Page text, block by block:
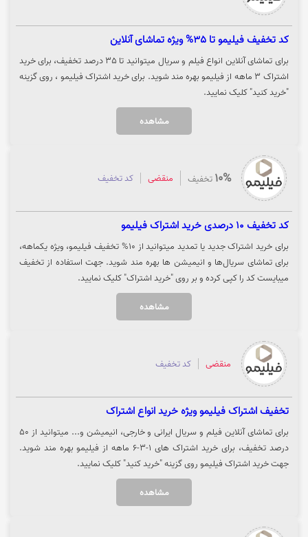
کد تخفیف فیلیمو تا 35% ویژه تماشای آنلاین
برای تماشای آنلاین انواع فیلم و سریال میتوانید تا 35 درصد تخفیف، برای خرید
اشتراک 3 ماهه از فیلیمو بهره مند شوید. برای خرید اشتراک فیلیمو ، روی گزینه
"خرید کنید" کلیک نمایید.
مشاهده
10% تخفیف منقضی کد تخفیف
کد تخفیف 10 درصدی خرید اشتراک فیلیمو
برای خرید اشتراک جدید یا تمدید میتوانید از 10% تخفیف فیلیمو، ویژه یکماهه،
برای تماشای سریال‌ها و انیمیشن ها بهره مند شوید. جهت استفاده از تخفیف
میبایست کد را کپی کرده و بر روی "خرید اشتراک" کلیک نمایید.
مشاهده
منقضی کد تخفیف
تخفیف اشتراک فیلیمو ویژه خرید انواع اشتراک
برای تماشای آنلاین فیلم و سریال ایرانی و خارجی، انیمیشن و... میتوانید از 50
درصد تخفیف، برای خرید اشتراک های 1-3-6 ماهه از فیلیمو بهره مند شوید.
جهت خرید اشتراک فیلیمو روی گزینه "خرید کنید" کلیک نمایید.
مشاهده